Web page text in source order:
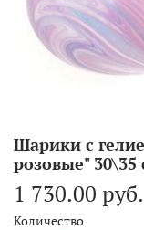
Шарики с
розовые"
1 730.00 руб.
Количество